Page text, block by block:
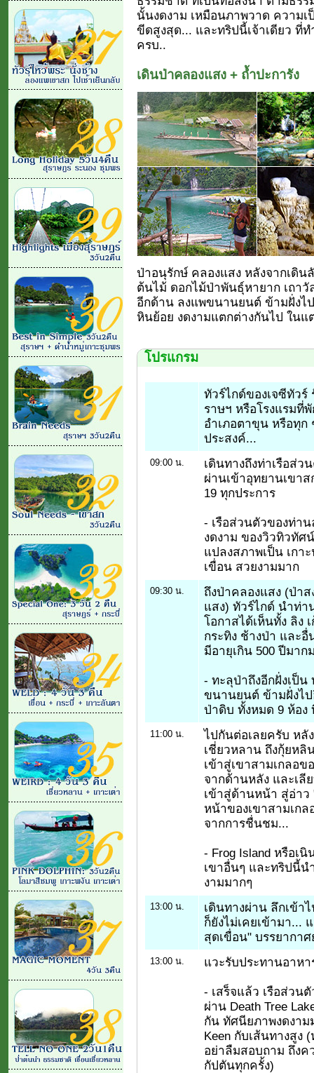
นั้นงดงาม เหมือนภาพวาด ความ
ขีดสูงสุด... และทริปนี้เจ้าเดียว ที่
ครบ..
เดินป่าคลองแสง + ถ้ำปะการัง
ป่าอนุรักษ์ คลองแสง หลังจากเดิ
ต้นไม้ ดอกไม้ป่าพันธุ์หายาก เถาวั
อีกด้าน ลงแพขนานยนต์ ข้ามฝั่งไ
หินย้อย งดงามแตกต่างกันไป ในแ
โปรแกรม
ทัวร์ไกด์ของเจซีทัว
ราษฯ หรือโรงแรมที่
อำเภอตาขุน หรือทุ
ประสงค์...
09:00 น.
เดินทางถึงท่าเรือส่ว
ผ่านเข้าอุทยานเขา
19 ทุกประการ
- เรือส่วนตัวของท่า
งดงาม ของวิวทิวทัศ
แปลงสภาพเป็น เกา
เขื่อน สวยงามมาก
09:30 น.
ถึงป่าคลองแสง (ป่า
แสง) ทัวร์ไกด์ นำท่
โอกาสได้เห็นทั้ง ลิง
กระทิง ช้างป่า และ
มีอายุเกิน 500 ปีมาก
- ทะลุป่าถึงอีกฝั่งเป็น
ขนานยนต์ ข้ามฝั่งไป
ป่าดิบ ทั้งหมด 9 ห้อง
11:00 น.
ไปกันต่อเลยครับ หลั
เชี่ยวหลาน ถึงกุ้ยหลิ
เข้าสู่เขาสามเกลอ
จากด้านหลัง และเลี
เข้าสู่ด้านหน้า สู่อ่าว
หน้าของเขาสามเก
จากการชื่นชม...
- Frog Island หรือเ
เขาอื่นๆ และทริปนี้น
งามมากๆ
13:00 น.
เดินทางผ่าน ลึกเข้า
ก็ยังไม่เคยเข้ามา...
สุดเขื่อน" บรรยากา
13:00 น. แวะรับประทานอาห
- เสร็จแล้ว เรือส่วน
ผ่าน Death Tree
กัน ทัศนียภาพงดงาม
Keen กับเส้นทางสูง
อย่าลืมสอบถาม ถึงค
กัปตันทุกครั้ง)